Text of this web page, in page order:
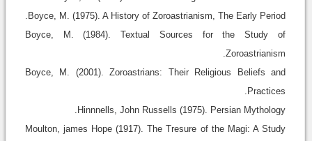
Boyce, M. (1975). A History of Zoroastrianism, The Early Period.
Boyce, M. (1984). Textual Sources for the Study of
Zoroastrianism.
Boyce, M. (2001). Zoroastrians: Their Religious Beliefs and
Practices.
Hinnnells, John Russells (1975). Persian Mythology.
Moulton, james Hope (1917). The Tresure of the Magi: A Study